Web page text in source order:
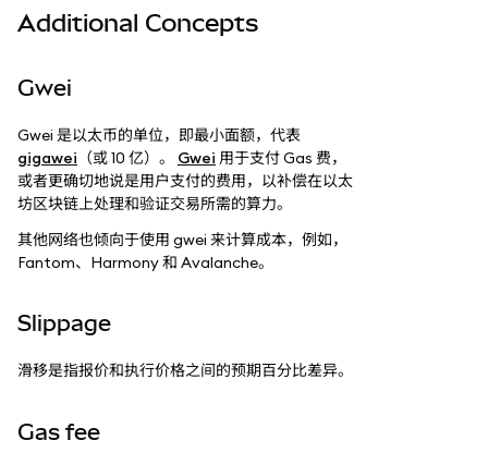
Additional Concepts
Gwei
Gwei 是以太币的单位，即最小面额，代表
gigawei （或 10 亿）。 Gwei 用于支付 Gas 费，
或者更确切地说是用户支付的费用，以补偿在以太
坊区块链上处理和验证交易所需的算力。
其他网络也倾向于使用 gwei 来计算成本，例如，
Fantom、Harmony 和 Avalanche。
Slippage
滑移是指报价和执行价格之间的预期百分比差异。
Gas fee